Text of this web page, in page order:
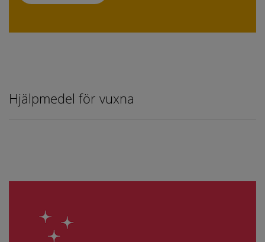
Hjälpmedel för vuxna